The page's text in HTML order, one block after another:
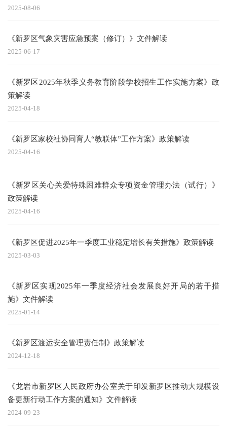
2025-08-06
《新罗区气象灾害应急预案（修订）》文件解读
2025-06-17
《新罗区2025年秋季义务教育阶段学校招生工作实施方案》政
策解读
2025-04-18
《新罗区家校社协同育人“教联体”工作方案》政策解读
2025-04-16
《新罗区关心关爱特殊困难群众专项资金管理办法（试行）》
政策解读
2025-04-16
《新罗区促进2025年一季度工业稳定增长有关措施》政策解读
2025-03-03
《新罗区实现2025年一季度经济社会发展良好开局的若干措
施》文件解读
2025-01-14
《新罗区渡运安全管理责任制》政策解读
2024-12-18
《龙岩市新罗区人民政府办公室关于印发新罗区推动大规模设
备更新行动工作方案的通知》文件解读
2024-09-23